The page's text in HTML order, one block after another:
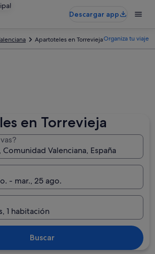
Descargar app
Apartoteles en TorreviejaOrganiza tu viaje
en Torrevieja
Valenciana, España
- mar., 25 ago.
1 habitación
Buscar